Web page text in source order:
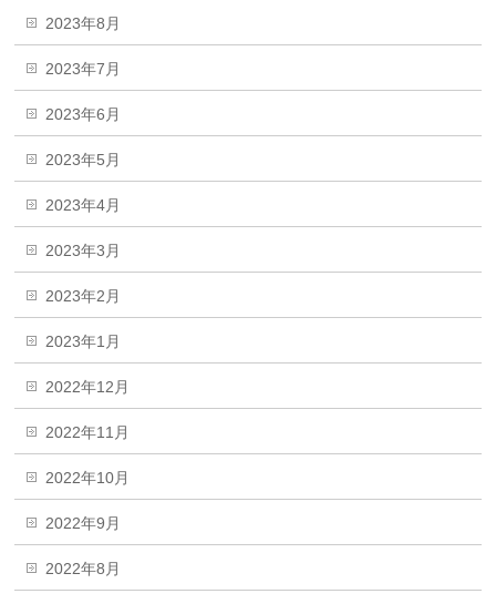
2023年8月
2023年7月
2023年6月
2023年5月
2023年4月
2023年3月
2023年2月
2023年1月
2022年12月
2022年11月
2022年10月
2022年9月
2022年8月